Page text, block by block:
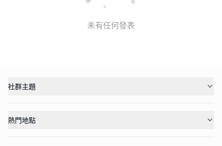
未有任何發表
社群主題
熱門地點